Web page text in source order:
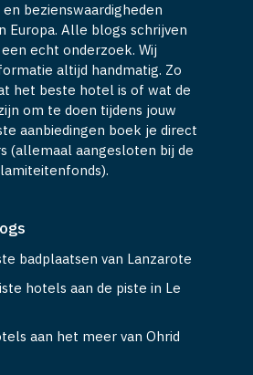
bezienswaardigheden
Europa. Alle blogs schrijven
echt onderzoek. Wij
altijd handmatig. Zo
het beste hotel is of wat de
om te doen tijdens jouw
aanbiedingen boek je direct
(allemaal aangesloten bij de
badplaatsen van Lanzarote
hotels aan de piste in Le
aan het meer van Ohrid